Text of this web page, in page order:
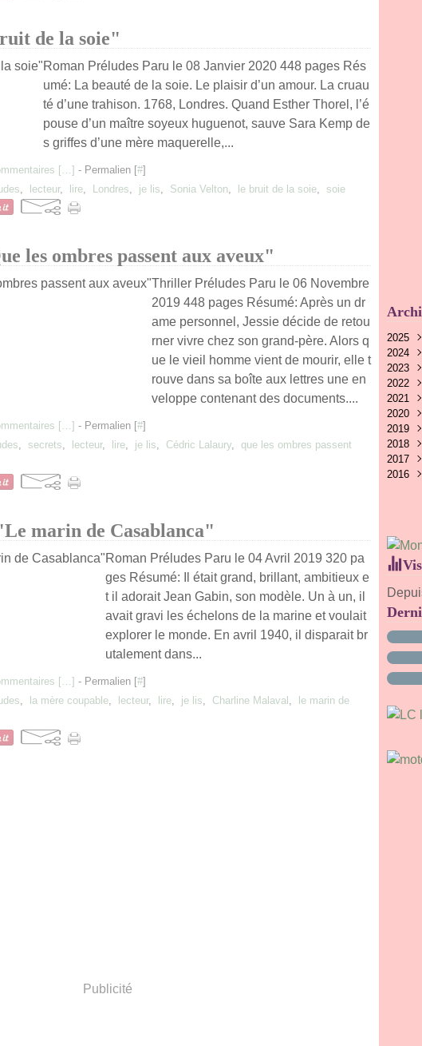
de la soie"
Roman Préludes Paru le 08 Janvier 2020 448 pages Rés
umé: La beauté de la soie. Le plaisir d’un amour. La cruau
té d’une trahison. 1768, Londres. Quand Esther Thorel, l’é
pouse d’un maître soyeux huguenot, sauve Sara Kemp de
s griffes d’une mère maquerelle,...
[…] - Permalien [#]
, lecteur, lire, Londres, je lis, Sonia Velton, le bruit de la soie, soie
les ombres passent aux aveux"
Thriller Préludes Paru le 06 Novembre
2019 448 pages Résumé: Après un dr
ame personnel, Jessie décide de retou
rner vivre chez son grand-père. Alors q
ue le vieil homme vient de mourir, elle t
rouve dans sa boîte aux lettres une en
veloppe contenant des documents....
[…] - Permalien [#]
, secrets, lecteur, lire, je lis, Cédric Lalaury, que les ombres passent
marin de Casablanca"
Roman Préludes Paru le 04 Avril 2019 320 pa
ges Résumé: Il était grand, brillant, ambitieux e
t il adorait Jean Gabin, son modèle. Un à un, il
avait gravi les échelons de la marine et voulait
explorer le monde. En avril 1940, il disparait br
utalement dans...
[…] - Permalien [#]
, la mère coupable, lecteur, lire, je lis, Charline Malaval ,
le marin de
Publicité
2025
Août
Juin
Mai
Avril
2024
Août
Juin
Mai
Avril
2023
Août
Juin
Mai
2022
Août
2021
Août
2020
2019
Mai
2018
Juin
Mai
2017
Juin
2016